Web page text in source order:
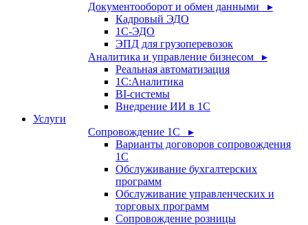
Документооборот и обмен данными ▸
Кадровый ЭДО
1С-ЭДО
ЭПД для грузоперевозок
Аналитика и управление бизнесом ▸
Реальная автоматизация
1С:Аналитика
BI-системы
Внедрение ИИ в 1С
Услуги
Сопровождение 1С ▸
Варианты договоров сопровождения
1С
Обслуживание бухгалтерских
программ
Обслуживание управленческих и
торговых программ
Сопровождение розницы